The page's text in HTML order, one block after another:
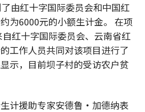
由红十字国际委员会和中国红
为6000元的小额生计金。 在项
红十字国际委员会、云南省红
工作人员共同对该项目进行了
示，目前坝子村的受访农户贫
计援助专家安德鲁·加德纳表